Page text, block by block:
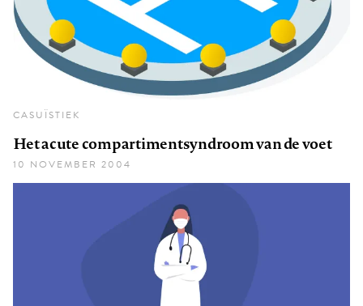
CASUÏSTIEK
Het acute compartimentsyndroom van de voet
10 NOVEMBER 2004